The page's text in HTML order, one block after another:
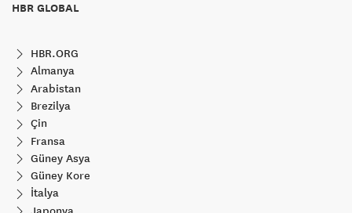
HBR GLOBAL
HBR.ORG
Almanya
Arabistan
Brezilya
Çin
Fransa
Güney Asya
Güney Kore
İtalya